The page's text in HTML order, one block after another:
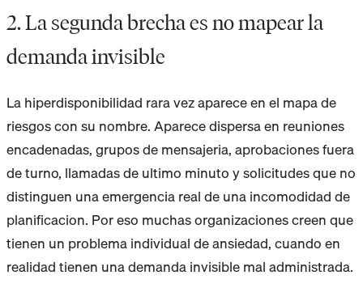
2. La segunda brecha es no mapear la
demanda invisible
La hiperdisponibilidad rara vez aparece en el mapa de
riesgos con su nombre. Aparece dispersa en reuniones
encadenadas, grupos de mensajeria, aprobaciones fuera
de turno, llamadas de ultimo minuto y solicitudes que no
distinguen una emergencia real de una incomodidad de
planificacion. Por eso muchas organizaciones creen que
tienen un problema individual de ansiedad, cuando en
realidad tienen una demanda invisible mal administrada.